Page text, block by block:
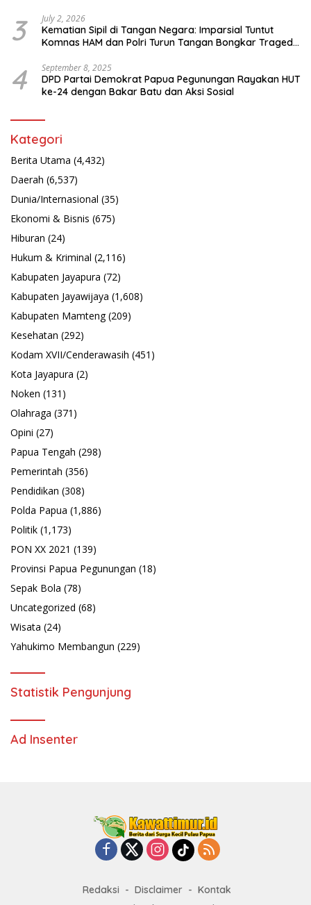
3 July 2, 2026
Kematian Sipil di Tangan Negara: Imparsial Tuntut
Komnas HAM dan Polri Turun Tangan Bongkar Tragedi
4 September 8, 2025
DPD Partai Demokrat Papua Pegunungan Rayakan HUT
ke-24 dengan Bakar Batu dan Aksi Sosial
Kategori
Berita Utama (4,432)
Daerah (6,537)
Dunia/Internasional (35)
Ekonomi & Bisnis (675)
Hiburan (24)
Hukum & Kriminal (2,116)
Kabupaten Jayapura (72)
Kabupaten Jayawijaya (1,608)
Kabupaten Mamteng(209)
Kesehatan (292)
Kodam XVII/Cenderawasih (451)
Kota Jayapura (2)
Noken (131)
Olahraga (371)
Opini (27)
Papua Tengah (298)
Pemerintah (356)
Pendidikan (308)
Polda Papua (1,886)
Politik (1,173)
PON XX 2021 (139)
Provinsi Papua Pegunungan (18)
Sepak Bola (78)
Uncategorized (68)
Wisata (24)
Yahukimo Membangun (229)
Statistik Pengunjung
Ad Insenter
Redaksi Disclaimer
Kontak